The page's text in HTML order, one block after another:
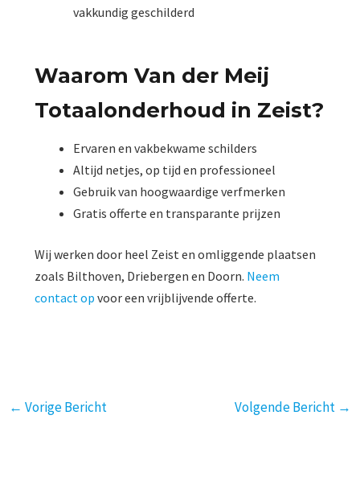
vakkundig geschilderd
Waarom Van der Meij
Totaalonderhoud in Zeist?
Ervaren en vakbekwame schilders
Altijd netjes, op tijd en professioneel
Gebruik van hoogwaardige verfmerken
Gratis offerte en transparante prijzen
Wij werken door heel Zeist en omliggende plaatsen
zoals Bilthoven, Driebergen en Doorn. Neem
contact op voor een vrijblijvende offerte.
← Vorige Bericht Volgende Bericht →